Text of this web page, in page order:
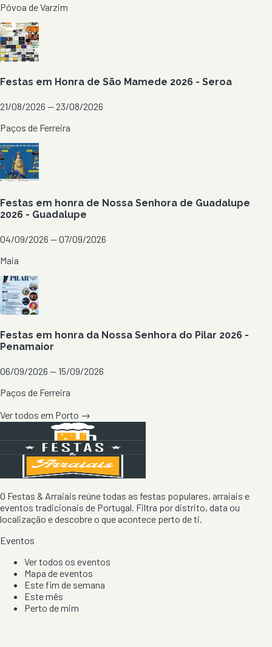
Póvoa de Varzim
Festas em Honra de São Mamede 2026 - Seroa
21/08/2026 — 23/08/2026
Paços de Ferreira
Festas em honra de Nossa Senhora de Guadalupe
2026 - Guadalupe
04/09/2026 — 07/09/2026
Maia
Festas em honra da Nossa Senhora do Pilar 2026 -
Penamaior
06/09/2026 — 15/09/2026
Paços de Ferreira
Ver todos em Porto →
O Festas & Arraiais reúne todas as festas populares, arraiais e
eventos tradicionais de Portugal. Filtra por distrito, data ou
localização e descobre o que acontece perto de ti.
Eventos
Ver todos os eventos
Mapa de eventos
Este fim de semana
Este mês
Perto de mim